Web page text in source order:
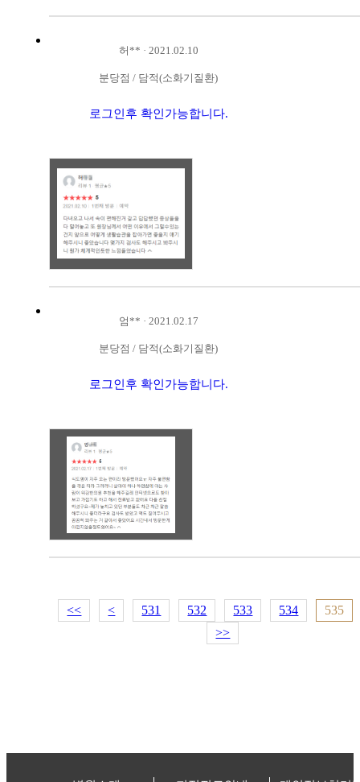
허** · 2021.02.10
분당점 / 담적(소화기질환)
로그인후 확인가능합니다.
엄** · 2021.02.17
분당점 / 담적(소화기질환)
로그인후 확인가능합니다.
<< < 531 532 533 534
535
>>